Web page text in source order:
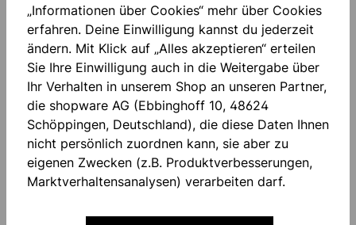
Produktgalerie überspringen
Similar Items
„Informationen über Cookies“ mehr über Cookies
erfahren. Deine Einwilligung kannst du jederzeit
ändern. Mit Klick auf „Alles akzeptieren“ erteilen
Sie Ihre Einwilligung auch in die Weitergabe über
Ihr Verhalten in unserem Shop an unseren Partner,
die shopware AG (Ebbinghoff 10, 48624
Schöppingen, Deutschland), die diese Daten Ihnen
nicht persönlich zuordnen kann, sie aber zu
eigenen Zwecken (z.B. Produktverbesserungen,
Marktverhaltensanalysen) verarbeiten darf.